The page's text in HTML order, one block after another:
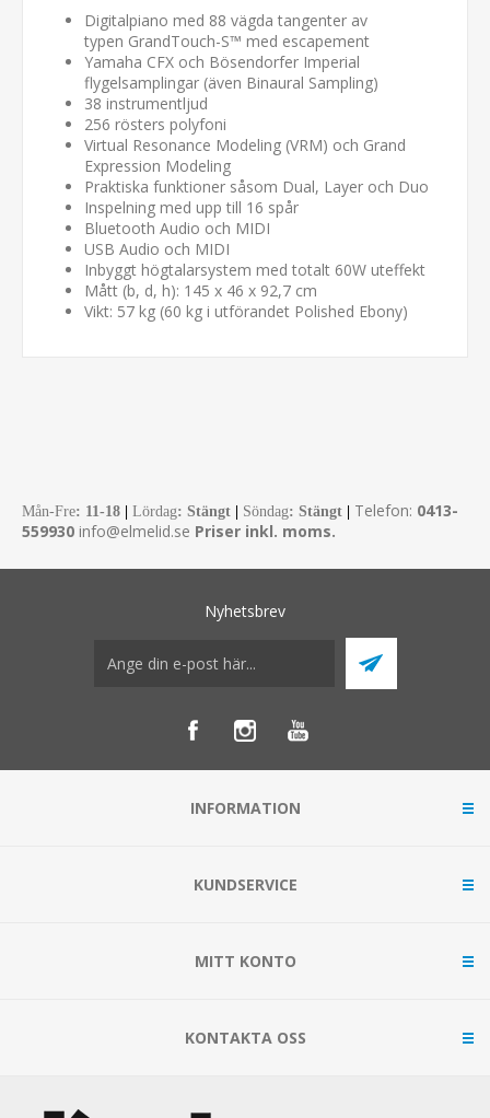
Digitalpiano med 88 vägda tangenter av
typen GrandTouch-S™ med escapement
Yamaha CFX och Bösendorfer Imperial
flygelsamplingar (även Binaural Sampling)
38 instrumentljud
256 rösters polyfoni
Virtual Resonance Modeling (VRM) och Grand
Expression Modeling
Praktiska funktioner såsom Dual, Layer och Duo
Inspelning med upp till 16 spår
Bluetooth Audio och MIDI
USB Audio och MIDI
Inbyggt högtalarsystem med totalt 60W uteffekt
Mått (b, d, h): 145 x 46 x 92,7 cm
Vikt: 57 kg (60 kg i utförandet Polished Ebony)
Mån-Fre: 11-18 Lördag: Stängt Söndag: Stängt Telefon: 0413-
559930 info@elmelid.se Priser inkl. moms.
Nyhetsbrev
INFORMATION
KUNDSERVICE
MITT KONTO
KONTAKTA OSS